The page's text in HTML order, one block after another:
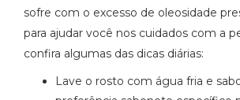
sofre com o excesso de oleosidade
para ajudar você nos cuidados com a
confira algumas das dicas diárias:
Lave o rosto com água fria e